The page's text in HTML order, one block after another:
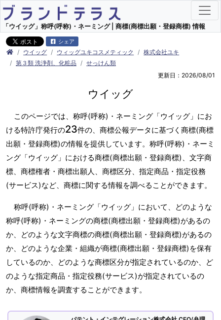
「ウイッグ」称呼(呼称)・ネーミング | 商標(商標出願・登録商標) 情報
シェア
ウイッグ ウィッグユキコスメティック
株式会社ユキ
第３類 洗浄剤、化粧品
せっけん類
更新日：2026/08/01
ウイッグ
このページでは、称呼(呼称)・ネーミング「ウイッグ」にお
ける特許庁発行の23件の、商標公報データに基づく商標(商標
出願・登録商標)の情報を提供しています。称呼(呼称)・ネーミ
ング「ウイッグ」における商標(商標出願・登録商標)、文字商
標、商標権者・商標出願人、商標区分、指定商品・指定役務
(サービス)など、商標に関する情報を調べることができます。
称呼(呼称)・ネーミング「ウイッグ」において、どのような
称呼(呼称)・ネーミングの商標(商標出願・登録商標)があるの
か、どのような文字商標の商標(商標出願・登録商標)があるの
か、どのような企業・組織が商標(商標出願・登録商標)を保有
しているのか、どのような商標区分が指定されているのか、ど
のような指定商品・指定役務(サービス)が指定されているの
か、商標情報を調査することができます。